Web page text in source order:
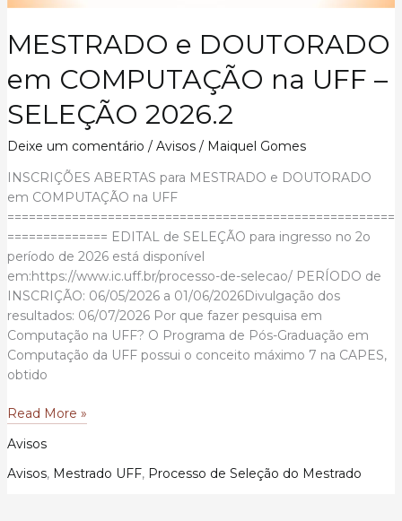
MESTRADO e DOUTORADO
em COMPUTAÇÃO na UFF –
SELEÇÃO 2026.2
Deixe um comentário / Avisos/ Maiquel Gomes
INSCRIÇÕES ABERTAS para MESTRADO e DOUTORADO
em COMPUTAÇÃO na UFF
======================================================
============== EDITAL de SELEÇÃO para ingresso no 2o
período de 2026 está disponível
em:https://www.ic.uff.br/processo-de-selecao/ PERÍODO de
INSCRIÇÃO: 06/05/2026 a 01/06/2026Divulgação dos
resultados: 06/07/2026 Por que fazer pesquisa em
Computação na UFF? O Programa de Pós-Graduação em
Computação da UFF possui o conceito máximo 7 na CAPES,
obtido
MESTRADO
DOUTORADO
em
Read More »
Avisos
Avisos, Mestrado UFF, Processo de Seleção do Mestrado